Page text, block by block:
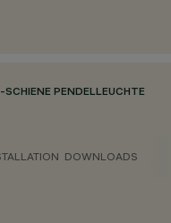
PENDELLEUCHTE
DOWNLOADS